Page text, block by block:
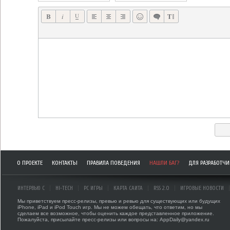
О ПРОЕКТЕ КОНТАКТЫ ПРАВИЛА ПОВЕДЕНИЯ НАШЛИ БАГ? ДЛЯ
ИНТЕРВЬЮ С HI-TECH PC ИГРЫ КАРТА САЙТА RSS 2.0 ИГРОВЫЕ НОВОСТИ
Мы приветствуем пресс-релизы, превью и ревью для существующих или будущих
iPhone, iPad и iPod Touch игр. Мы не можем обещать, что ответим, но мы
сделаем все возможное, чтобы оценить каждое представленное приложение.
Пожалуйста, присылайте пресс-релизы или вопросы на: AppDaily@yandex.ru